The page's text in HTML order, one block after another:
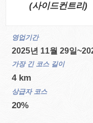
(사이드컨트리)
영업기간
2025년 11월 29일
가장 긴 코스 길이
4 km
상급자 코스
20%